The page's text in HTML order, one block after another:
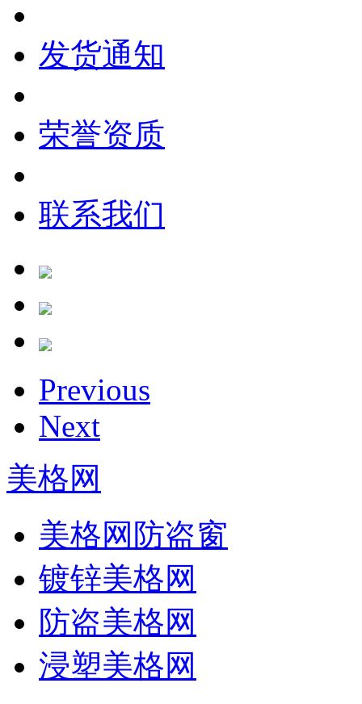
发货通知
荣誉资质
联系我们
Previous
Next
美格网
美格网防盗窗
镀锌美格网
防盗美格网
浸塑美格网